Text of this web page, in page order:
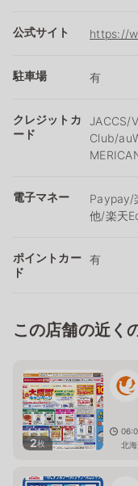
公式サイト https://
駐車場 有
クレジットカ
ード
JACCS/
Club/
電子マネー
Paypay/
他/楽天
ポイントカー
ド
有
この店舗の近く
2枚
北